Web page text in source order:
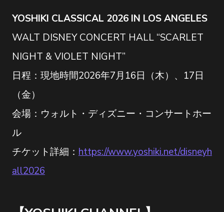
YOSHIKI CLASSICAL 2026 IN LOS ANGELES
WALT DISNEY CONCERT HALL “SCARLET
NIGHT & VIOLET NIGHT”
日程：現地時間2026年7月16日（木）、17日
（金）
会場：ウォルト・ディズニー・コンサートホー
ル
チケット詳細： https://www.yoshiki.net/disneyh
all2026